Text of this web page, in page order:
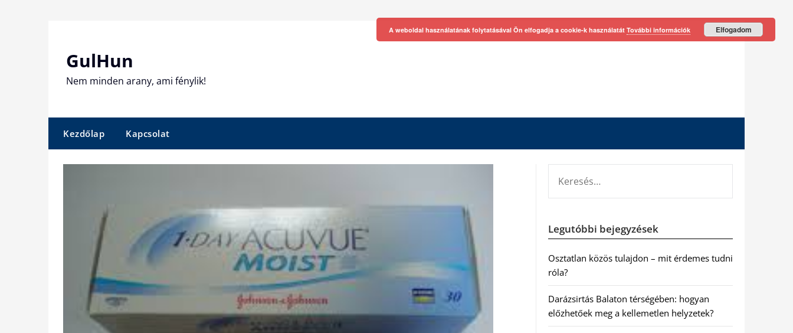
GulHun
Nem minden arany, ami fénylik!
Kezdőlap Kapcsolat
Legutóbbi bejegyzések
Osztatlan közös tulajdon – mit érdemes tudni
róla?
Darázsirtás Balaton térségében: hogyan
előzhetőek meg a kellemetlen helyzetek?
A weboldal használatának folytatásával Ön elfogadja a cookie-k használatát További információk Elfogadom